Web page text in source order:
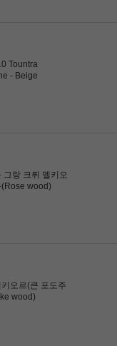
Tountra
- Beige
그랑 크뤼 멜키오
wood)
오르(큰 포도주
wood)